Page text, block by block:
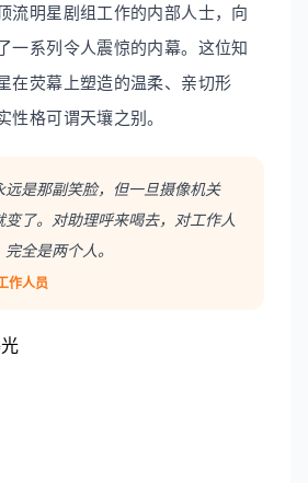
流明星剧组工作的内部人士，向
一系列令人震惊的内幕。这位知
在荧幕上塑造的温柔、亲切形
性格可谓天壤之别。
远是那副笑脸，但一旦摄像机关
变了。对助理呼来喝去，对工作人
全是两个人。
作人员